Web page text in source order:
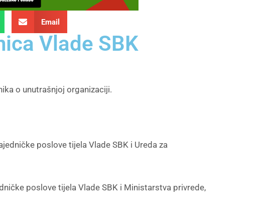
Email
Vlade SBK
o unutrašnjoj organizaciji.
poslove tijela Vlade SBK i Ureda za
poslove tijela Vlade SBK i Ministarstva privrede,